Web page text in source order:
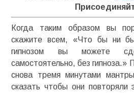
Когда таким образом вы
скажите всем, «Что бы ни
гипнозом вы можете
самостоятельно, без гипноза.»
снова тремя минутами
сказать чтобы они